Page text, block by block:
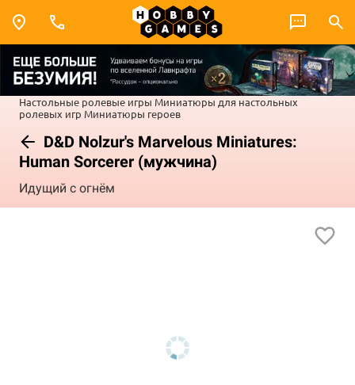
Настольные ролевые игры Миниатюры для настольных
ролевых игр Миниатюры героев
D&D Nolzur's Marvelous Miniatures:
Human Sorcerer (мужчина)
Идущий с огнём